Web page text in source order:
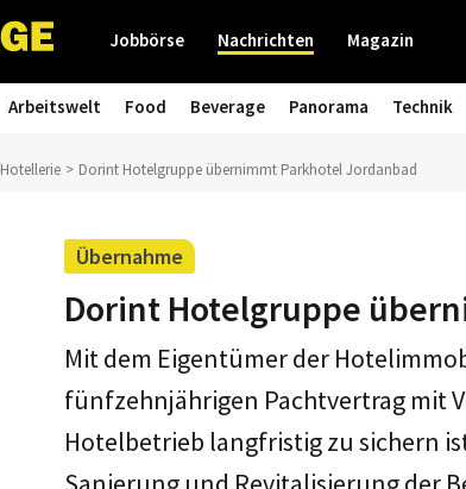
Jobbörse Nachrichten Magazin
Arbeitswelt Food Beverage Panorama Technik
Hotellerie Dorint Hotelgruppe übernimmt Parkhotel Jordanbad
Übernahme
Dorint Hotelgruppe
Mit dem Eigentümer der
fünfzehnjährigen Pachtvertrag mit
Hotelbetrieb langfristig zu sichern